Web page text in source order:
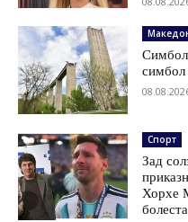
симбол
Спорт
Зад
Хорхе
болеста